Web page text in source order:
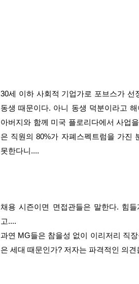
30세 이하 사회적 기업가로 포브스가
동생 때문이다. 아니 동생 덕분이라고
아버지와 함께 미국 플로리다에서 사업
은 직원의 80%가 자폐스펙트럼을 가진
못한다니....
채용 시즌이면 면접관들은 말한다. 힘
고....
과연 MG들은 참을성 없이 이리저리 직
은 세대 때문인가? 저자는 파격적인 의